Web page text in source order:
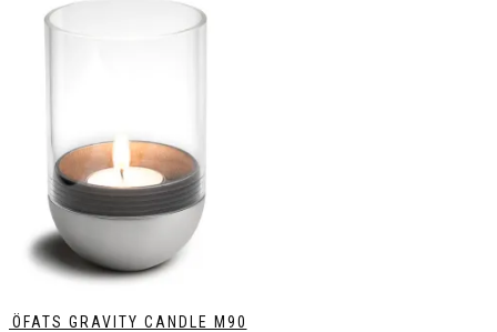
HÖFATS GRAVITY CANDLE M90